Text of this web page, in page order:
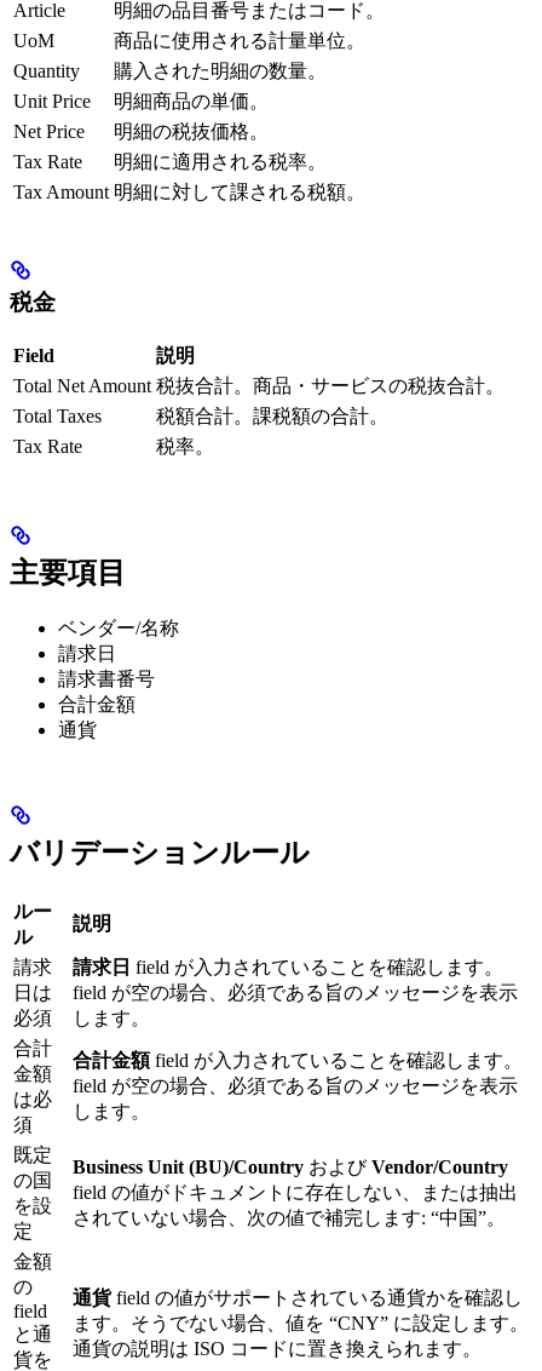
Article
明細の品目番号またはコード。
UoM
商品に使用される計量単位。
Quantity
購入された明細の数量。
Unit Price
明細商品の単価。
Net Price
明細の税抜価格。
Tax Rate
明細に適用される税率。
Tax Amount 明細に対して課される税額。
税金
Field
説明
Total Net Amount 税抜合計。商品・サービスの税抜合計。
Total Taxes
税額合計。課税額の合計。
Tax Rate
税率。
主要項目
ベンダー/名称
請求日
請求書番号
合計金額
通貨
バリデーションルール
ルー
ル
説明
請求
日は
必須
請求日 field が入力されていることを確認します。
field が空の場合、必須である旨のメッセージを表示
します。
合計
金額
は必
須
合計金額field が入力されていることを確認します。
field が空の場合、必須である旨のメッセージを表示
します。
既定
の国
を設
定
Business Unit (BU)/Country およびVendor/Country
field の値がドキュメントに存在しない、または抽出
されていない場合、次の値で補完します: “中国”。
金額
の
field
と通
貨を
通貨field の値がサポートされている通貨かを確認し
ます。そうでない場合、値を “CNY” に設定します。
通貨の説明は ISO コードに置き換えられます。